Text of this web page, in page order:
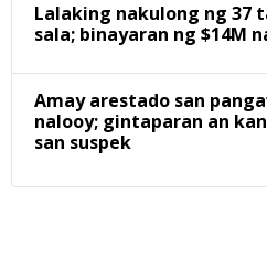
Lalaking nakulong ng 37
sala; binayaran ng $14M
Amay arestado san
nalooy; gintaparan an
san suspek